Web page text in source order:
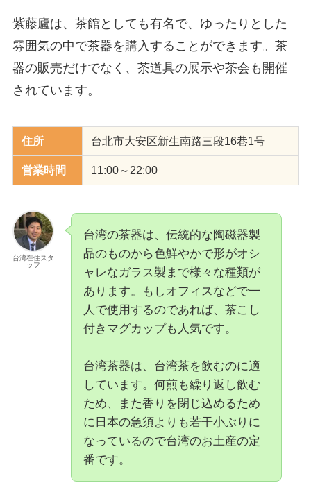
紫藤廬は、茶館としても有名で、ゆったりとした
雰囲気の中で茶器を購入することができます。茶
器の販売だけでなく、茶道具の展示や茶会も開催
されています。
住所 台北市大安区新生南路三段16巷1号
営業時間 11:00～22:00
台湾在住スタ
ッフ
台湾の茶器は、伝統的な陶磁器製
品のものから色鮮やかで形がオシ
ャレなガラス製まで様々な種類が
あります。もしオフィスなどで一
人で使用するのであれば、茶こし
付きマグカップも人気です。
台湾茶器は、台湾茶を飲むのに適
しています。何煎も繰り返し飲む
ため、また香りを閉じ込めるため
に日本の急須よりも若干小ぶりに
なっているので台湾のお土産の定
番です。